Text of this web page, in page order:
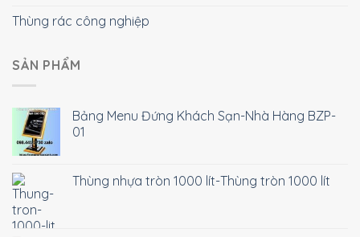
Thùng rác công nghiệp
SẢN PHẨM
Bảng Menu Đứng Khách Sạn-Nhà Hàng BZP-
01
Thùng nhựa tròn 1000 lít-Thùng tròn 1000 lít